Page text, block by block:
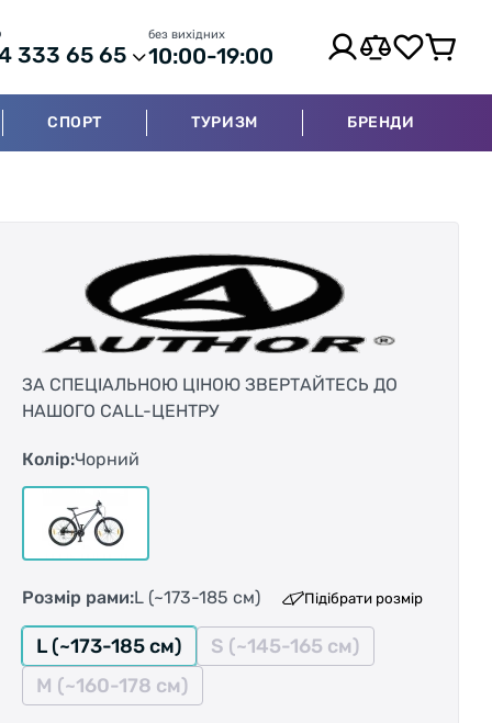
333 65 65
без вихідних
10:00-19:00
СПОРТ ТУРИЗМ БРЕНДИ
ЗА СПЕЦІАЛЬНОЮ ЦІНОЮ ЗВЕРТАЙТЕСЬ ДО
НАШОГО CALL-ЦЕНТРУ
Колір:Чорний
Розмір рами:L (~173-185 см) Підібрати розмір
L (~173-185 см)
S (~145-165 см)
M (~160-178 см)